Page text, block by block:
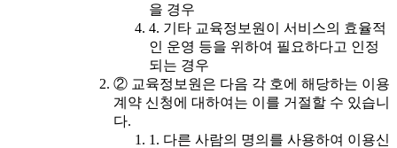
을 경우
4. 기타 교육정보원이 서비스의 효율적
인 운영 등을 위하여 필요하다고 인정
되는 경우
② 교육정보원은 다음 각 호에 해당하는 이용
계약 신청에 대하여는 이를 거절할 수 있습니
다.
1. 다른 사람의 명의를 사용하여 이용신